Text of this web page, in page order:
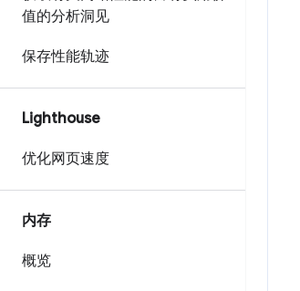
值的分析洞见
保存性能轨迹
Lighthouse
优化网页速度
内存
概览